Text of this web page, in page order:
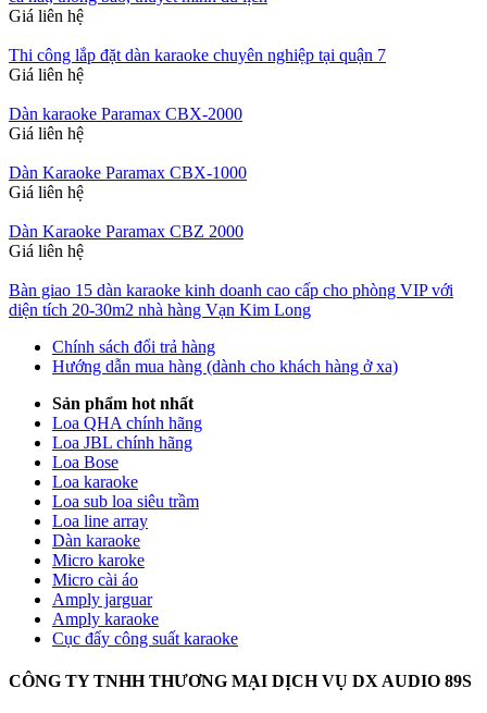
Giá liên hệ
Thi công lắp đặt dàn karaoke chuyên nghiệp tại quận 7
Giá liên hệ
Dàn karaoke Paramax CBX-2000
Giá liên hệ
Dàn Karaoke Paramax CBX-1000
Giá liên hệ
Dàn Karaoke Paramax CBZ 2000
Giá liên hệ
Bàn giao 15 dàn karaoke kinh doanh cao cấp cho phòng VIP với
diện tích 20-30m2 nhà hàng Vạn Kim Long
Chính sách đổi trả hàng
Hướng dẫn mua hàng (dành cho khách hàng ở xa)
Sản phẩm hot nhất
Loa QHA chính hãng
Loa JBL chính hãng
Loa Bose
Loa karaoke
Loa sub loa siêu trầm
Loa line array
Dàn karaoke
Micro karoke
Micro cài áo
Amply jarguar
Amply karaoke
Cục đẩy công suất karaoke
CÔNG TY TNHH THƯƠNG MẠI DỊCH VỤ DX AUDIO 89S